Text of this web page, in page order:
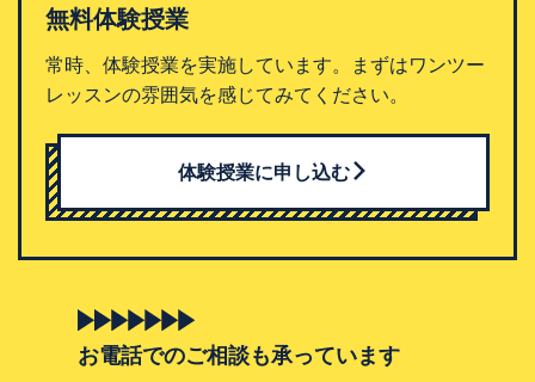
無料体験授業
常時、体験授業を実施しています。まずはワンツー
レッスンの雰囲気を感じてみてください。
体験授業に申し込む
お電話でのご相談も承っています